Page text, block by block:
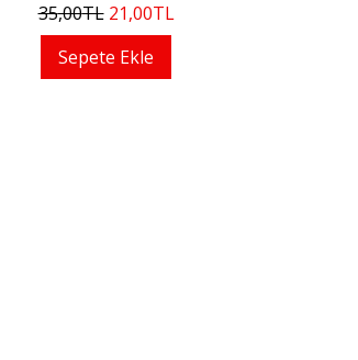
35,00TL 21,00TL
Sepete Ekle